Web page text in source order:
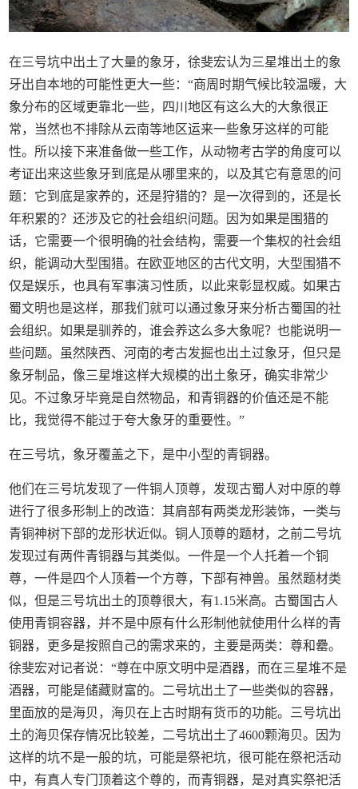
在三号坑中出土了大量的象牙，徐斐宏认为三星堆出土的象
牙出自本地的可能性更大一些：“商周时期气候比较温暖，大
象分布的区域更靠北一些，四川地区有这么大的大象很正
常，当然也不排除从云南等地区运来一些象牙这样的可能
性。所以接下来准备做一些工作，从动物考古学的角度可以
考证出来这些象牙到底是从哪里来的，以及其它有意思的问
题：它到底是家养的，还是狩猎的？是一次得到的，还是长
年积累的？还涉及它的社会组织问题。因为如果是围猎的
话，它需要一个很明确的社会结构，需要一个集权的社会组
织，能调动大型围猎。在欧亚地区的古代文明，大型围猎不
仅是娱乐，也具有军事演习性质，以此来彰显权威。如果古
蜀文明也是这样，那我们就可以通过象牙来分析古蜀国的社
会组织。如果是驯养的，谁会养这么多大象呢？也能说明一
些问题。虽然陕西、河南的考古发掘也出土过象牙，但只是
象牙制品，像三星堆这样大规模的出土象牙，确实非常少
见。不过象牙毕竟是自然物品，和青铜器的价值还是不能
比，我觉得不能过于夸大象牙的重要性。”
在三号坑，象牙覆盖之下，是中小型的青铜器。
他们在三号坑发现了一件铜人顶尊，发现古蜀人对中原的尊
进行了很多形制上的改造：其肩部有两类龙形装饰，一类与
青铜神树下部的龙形状近似。铜人顶尊的题材，之前二号坑
发现过有两件青铜器与其类似。一件是一个人托着一个铜
尊，一件是四个人顶着一个方尊，下部有神兽。虽然题材类
似，但是三号坑出土的顶尊很大，有1.15米高。古蜀国古人
使用青铜容器，并不是中原有什么形制他就使用什么样的青
铜器，更多是按照自己的需求来的，主要是两类：尊和罍。
徐斐宏对记者说：“尊在中原文明中是酒器，而在三星堆不是
酒器，可能是储藏财富的。二号坑出土了一些类似的容器，
里面放的是海贝，海贝在上古时期有货币的功能。三号坑出
土的海贝保存情况比较差，二号坑出土了4600颗海贝。因为
这样的坑不是一般的坑，可能是祭祀坑，很可能在祭祀活动
中，有真人专门顶着这个尊的，而青铜器，是对真实祭祀活